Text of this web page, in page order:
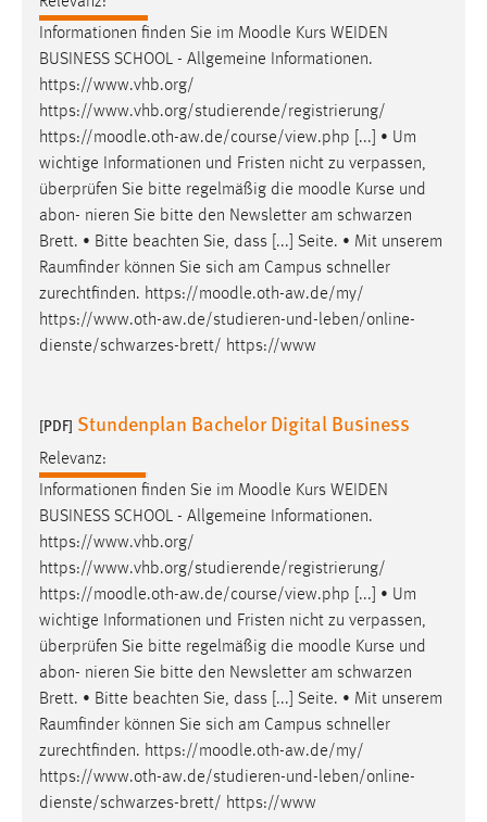
Informationen finden Sie im Moodle Kurs WEIDEN
BUSINESS SCHOOL - Allgemeine Informationen.
https://www.vhb.org/
https://www.vhb.org/studierende/registrierung/
https://moodle.oth-aw.de/course/view.php [...] • Um
wichtige Informationen und Fristen nicht zu verpassen,
überprüfen Sie bitte regelmäßig die moodle Kurse und
abon- nieren Sie bitte den Newsletter am schwarzen
Brett. • Bitte beachten Sie, dass [...] Seite. • Mit unserem
Raumfinder können Sie sich am Campus schneller
zurechtfinden. https://moodle.oth-aw.de/my/
https://www.oth-aw.de/studieren-und-leben/online-
dienste/schwarzes-brett/ https://www
[PDF] Stundenplan Bachelor Digital Business
Relevanz:
Informationen finden Sie im Moodle Kurs WEIDEN
BUSINESS SCHOOL - Allgemeine Informationen.
https://www.vhb.org/
https://www.vhb.org/studierende/registrierung/
https://moodle.oth-aw.de/course/view.php [...] • Um
wichtige Informationen und Fristen nicht zu verpassen,
überprüfen Sie bitte regelmäßig die moodle Kurse und
abon- nieren Sie bitte den Newsletter am schwarzen
Brett. • Bitte beachten Sie, dass [...] Seite. • Mit unserem
Raumfinder können Sie sich am Campus schneller
zurechtfinden. https://moodle.oth-aw.de/my/
https://www.oth-aw.de/studieren-und-leben/online-
dienste/schwarzes-brett/ https://www